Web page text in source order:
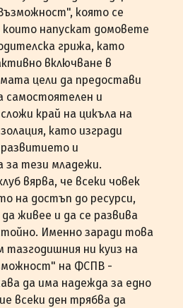
която се
напускат домовете
грижа, като
включване в
цели да предостави
самостоятелен и
край на цикъла на
като изгради
и
за тези младежи.
вярва, че всеки човек
на достъп до ресурси,
живее и да се развива
Именно заради това
ни куиз на
на ФСПВ -
да има надежда за едно
всеки ден трябва да